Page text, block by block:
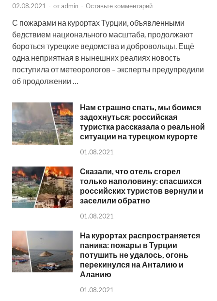
02.08.2021 - от admin - Оставьте комментарий
С пожарами на курортах Турции, объявленными
бедствием национального масштаба, продолжают
бороться турецкие ведомства и добровольцы. Ещё
одна неприятная в нынешних реалиях новость
поступила от метеорологов – эксперты предупредили
об продолжении …
Нам страшно спать, мы боимся
задохнуться: российская
туристка рассказала о реальной
ситуации на турецком курорте
01.08.2021
Сказали, что отель сгорел
только наполовину: спасшихся
российских туристов вернули и
заселили обратно
01.08.2021
На курортах распространяется
паника: пожары в Турции
потушить не удалось, огонь
перекинулся на Анталию и
Аланию
01.08.2021